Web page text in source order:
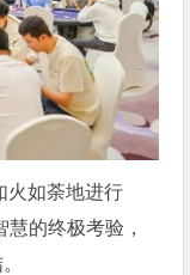
火如荼地进行
的终极考验，